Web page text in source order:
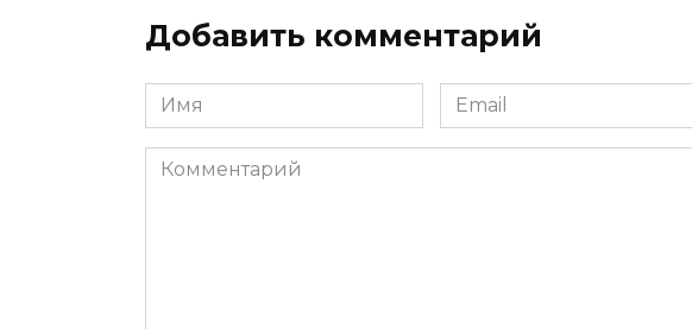
Добавить комментарий
Имя
*
Email
*
Комментарий